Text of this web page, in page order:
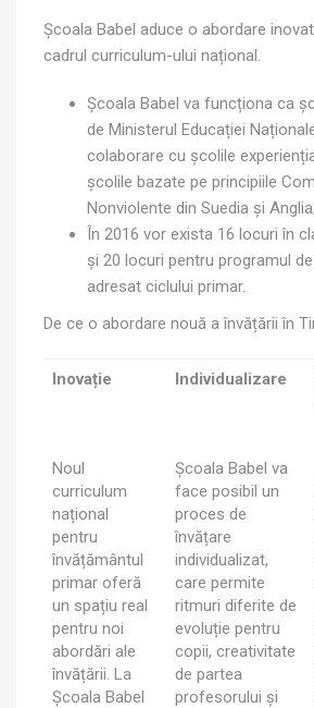
Școala Babel aduce o abordare
cadrul curriculum-ului național.
Școala Babel va funcționa ca
de Ministerul Educației
colaborare cu școlile
școlile bazate pe principiile
Nonviolente din Suedia și Anglia;
În 2016 vor exista 16 locuri în
și 20 locuri pentru programul
adresat ciclului primar.
De ce o abordare nouă a învățării în
Inovație
Noul
curriculum
național
pentru
învățământul
primar oferă
un spațiu real
pentru noi
abordări ale
învățării. La
Școala Babel
Individualizare
Școala Babel va
face posibil un
proces de
învățare
individualizat,
care permite
ritmuri diferite de
evoluție pentru
copii, creativitate
de partea
profesorului și